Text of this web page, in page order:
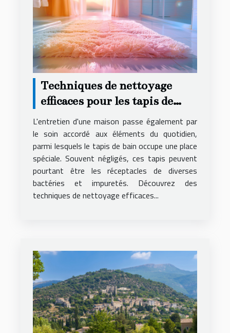
Techniques de nettoyage
efficaces pour les tapis de
bain
L'entretien d'une maison passe également par
le soin accordé aux éléments du quotidien,
parmi lesquels le tapis de bain occupe une place
spéciale. Souvent négligés, ces tapis peuvent
pourtant être les réceptacles de diverses
bactéries et impuretés. Découvrez des
techniques de nettoyage efficaces...